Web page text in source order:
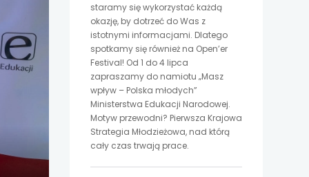
staramy się wykorzystać każdą
okazję, by dotrzeć do Was z
istotnymi informacjami. Dlatego
spotkamy się również na Open’er
Festival! Od 1 do 4 lipca
zapraszamy do namiotu „Masz
wpływ – Polska młodych”
Ministerstwa Edukacji Narodowej.
Motyw przewodni? Pierwsza Krajowa
Strategia Młodzieżowa, nad którą
cały czas trwają prace.